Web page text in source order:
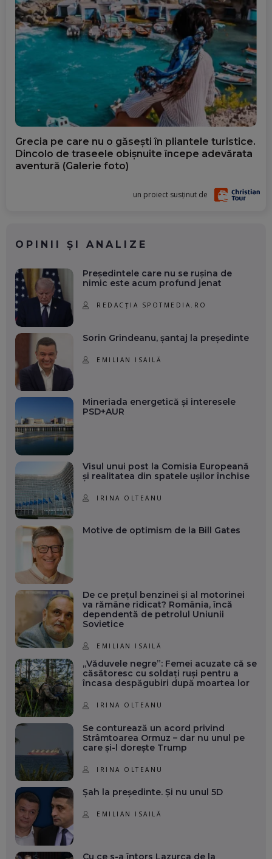
Grecia pe care nu o găsești în pliantele turistice.
Dincolo de traseele obișnuite începe adevărata
aventură (Galerie foto)
un proiect susținut de
OPINII ȘI ANALIZE
Președintele care nu se rușina de
nimic este acum profund jenat
REDACȚIA SPOTMEDIA.RO
Sorin Grindeanu, șantaj la președinte
EMILIAN ISAILĂ
Mineriada energetică și interesele
PSD+AUR
Visul unui post la Comisia Europeană
și realitatea din spatele ușilor închise
IRINA OLTEANU
Motive de optimism de la Bill Gates
De ce prețul benzinei și al motorinei
va rămâne ridicat? România, încă
dependentă de petrolul Uniunii
Sovietice
EMILIAN ISAILĂ
„Văduvele negre”: Femei acuzate că se
căsătoresc cu soldați ruși pentru a
încasa despăgubiri după moartea lor
IRINA OLTEANU
Se conturează un acord privind
Strâmtoarea Ormuz – dar nu unul pe
care și-l dorește Trump
IRINA OLTEANU
Șah la președinte. Și nu unul 5D
EMILIAN ISAILĂ
Cu ce s-a întors Lazurca de la